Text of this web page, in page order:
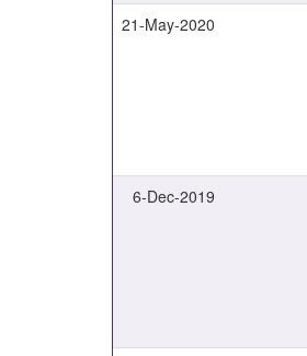
21-May-2020
6-Dec-2019